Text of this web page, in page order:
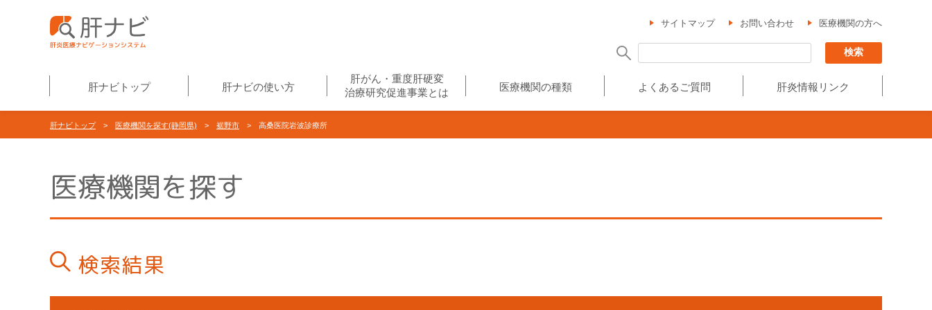
サイトマップ お問い合わせ 医療機関の方へ
肝ナビトップ 肝ナビの使い方
肝がん・重度肝硬変
治療研究促進事業とは
医療機関の種類 よくあるご質問 肝炎情報リンク
肝ナビトップ> 医療機関を探す(静岡県) > 裾野市 > 高桑医院岩波診療所
医療機関を探す
検索結果